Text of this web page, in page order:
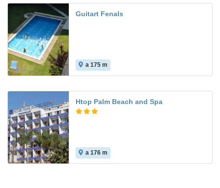
Guitart Fenals
a 175 m
Htop Palm Beach and Spa
a 176 m